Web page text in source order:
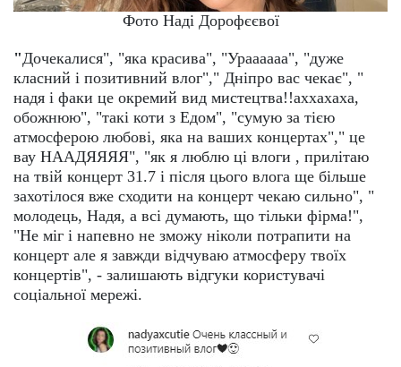
Фото Наді Дорофєєвої
"Дочекалися", "яка красива", "Ураааааа", "дуже
класний і позитивний влог"," Дніпро вас чекає", "
надя і факи це окремий вид мистецтва!!аххахаха,
обожнюю", "такі коти з Едом", "сумую за тією
атмосферою любові, яка на ваших концертах"," це
вау НААДЯЯЯЯ", "як я люблю ці влоги , прилітаю
на твій концерт 31.7 і після цього влога ще більше
захотілося вже сходити на концерт чекаю сильно", "
молодець, Надя, а всі думають, що тільки фірма!",
"Не міг і напевно не зможу ніколи потрапити на
концерт але я завжди відчуваю атмосферу твоїх
концертів", - залишають відгуки користувачі
соціальної мережі.